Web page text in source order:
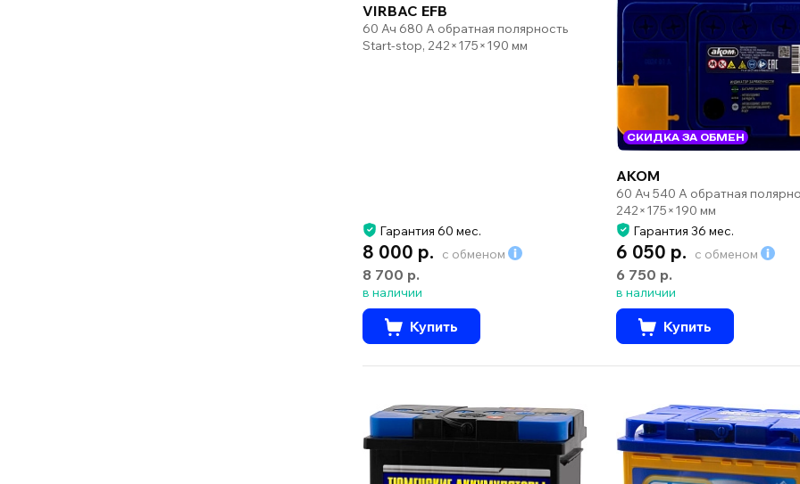
VIRBAC EFB
60 Ач 680 А обратная полярность
Start-stop, 242×175×190 мм
Гарантия 60 мес.
8 000 р. с обменом
8 700 р.
в наличии
Купить
СКИДКА ЗА ОБМЕН
AKOM
60 Ач 540 А обратная
242×175×190 мм
Гарантия 36 мес.
6 050 р. с обменом
6 750 р.
в наличии
Купить